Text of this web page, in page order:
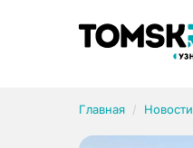
Главная Новости
Рубрики